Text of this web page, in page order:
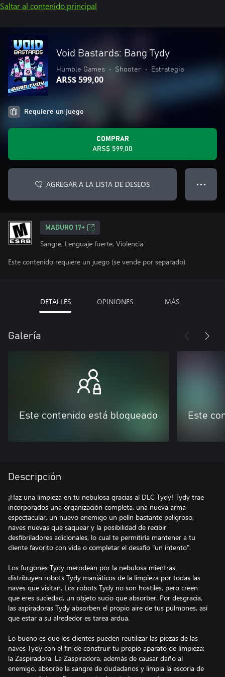
Saltar al contenido principal
Void Bastards: Bang Tydy
Humble Games • Shooter • Estrategia
ARS$ 599,00
Requiere un juego
COMPRAR
ARS$ 599,00
AGREGAR A LA LISTA DE DESEOS ● ● ●
MADURO 17+
Sangre, Lenguaje fuerte, Violencia
Este contenido requiere un juego (se vende por separado).
DETALLES OPINIONES MÁS
Galería
Este contenido está bloqueado Este
Descripción
¡Haz una limpieza en tu nebulosa gracias al DLC Tydy! Tydy trae
incorporados una organización completa, una nueva arma
espectacular, un nuevo enemigo un pelín bastante peligroso,
naves nuevas que saquear y la posibilidad de recibir
desfibriladores adicionales, lo cual te permitiría mantener a tu
cliente favorito con vida o completar el desafío "un intento".
Los furgones Tydy merodean por la nebulosa mientras
distribuyen robots Tydy maniáticos de la limpieza por todas las
naves que visitan. Los robots Tydy no son hostiles, pero creen
que eres suciedad, un objeto sucio que absorber. Por desgracia,
las aspiradoras Tydy absorben el propio aire de tus pulmones, así
que estar a su alrededor es tarea ardua.
Lo bueno es que los clientes pueden reutilizar las piezas de las
naves Tydy con el fin de construir tu propio aparato de limpieza:
la Zaspiradora. La Zaspiradora, además de causar daño al
enemigo, absorbe la sangre de ciudadanos y limpia la escoria de